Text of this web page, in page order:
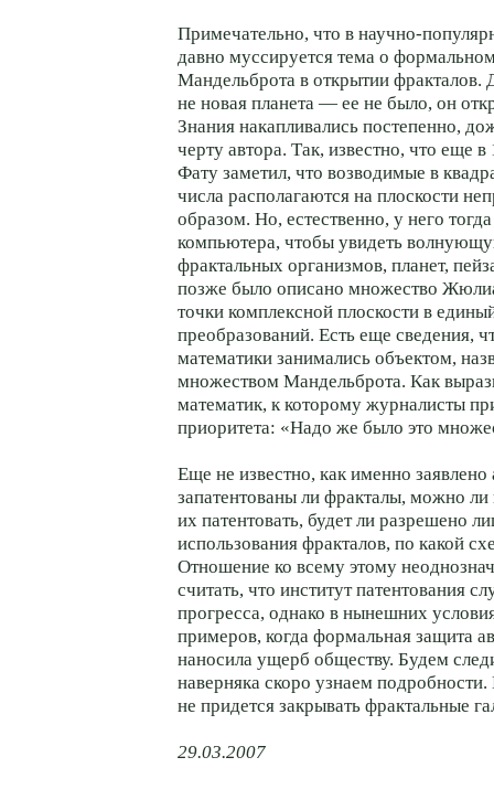
Примечательно, что в научно-
давно муссируется тема о
Мандельброта в открытии фракталов.
не новая планета — ее не было, он
Знания накапливались постепенно,
черту автора. Так, известно, что еще
Фату заметил, что возводимые в
числа располагаются на плоскости
образом. Но, естественно, у него
компьютера, чтобы увидеть
фрактальных организмов, планет,
позже было описано множество
точки комплексной плоскости в
преобразований. Есть еще сведения,
математики занимались объектом,
множеством Мандельброта. Как
математик, к которому журналисты
приоритета: «Надо же было это
Еще не известно, как именно заявлено
запатентованы ли фракталы, можно
их патентовать, будет ли разрешено
использования фракталов, по какой
Отношение ко всему этому
считать, что институт патентования
прогресса, однако в нынешних
примеров, когда формальная защита
наносила ущерб обществу. Будем
наверняка скоро узнаем
не придется закрывать фрактальные
29.03.2007